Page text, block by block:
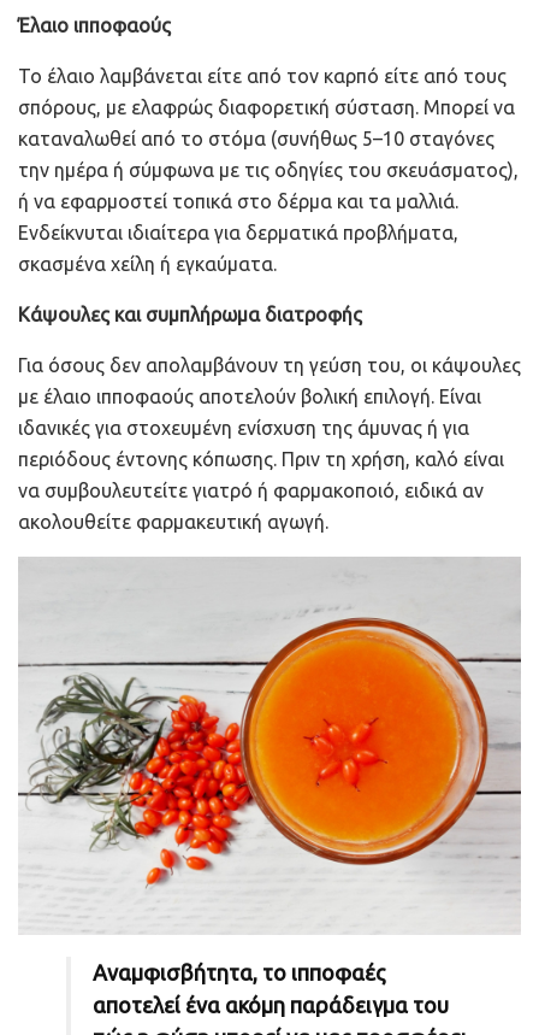
Έλαιο ιπποφαούς
Το έλαιο λαμβάνεται είτε από τον καρπό είτε από τους
σπόρους, με ελαφρώς διαφορετική σύσταση. Μπορεί να
καταναλωθεί από το στόμα (συνήθως 5–10 σταγόνες
την ημέρα ή σύμφωνα με τις οδηγίες του σκευάσματος),
ή να εφαρμοστεί τοπικά στο δέρμα και τα μαλλιά.
Ενδείκνυται ιδιαίτερα για δερματικά προβλήματα,
σκασμένα χείλη ή εγκαύματα.
Κάψουλες και συμπλήρωμα διατροφής
Για όσους δεν απολαμβάνουν τη γεύση του, οι κάψουλες
με έλαιο ιπποφαούς αποτελούν βολική επιλογή. Είναι
ιδανικές για στοχευμένη ενίσχυση της άμυνας ή για
περιόδους έντονης κόπωσης. Πριν τη χρήση, καλό είναι
να συμβουλευτείτε γιατρό ή φαρμακοποιό, ειδικά αν
ακολουθείτε φαρμακευτική αγωγή.
Αναμφισβήτητα, το ιπποφαές
αποτελεί ένα ακόμη παράδειγμα του